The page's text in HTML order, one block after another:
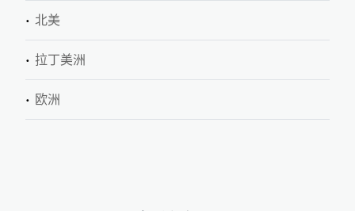
北美
拉丁美洲
欧洲